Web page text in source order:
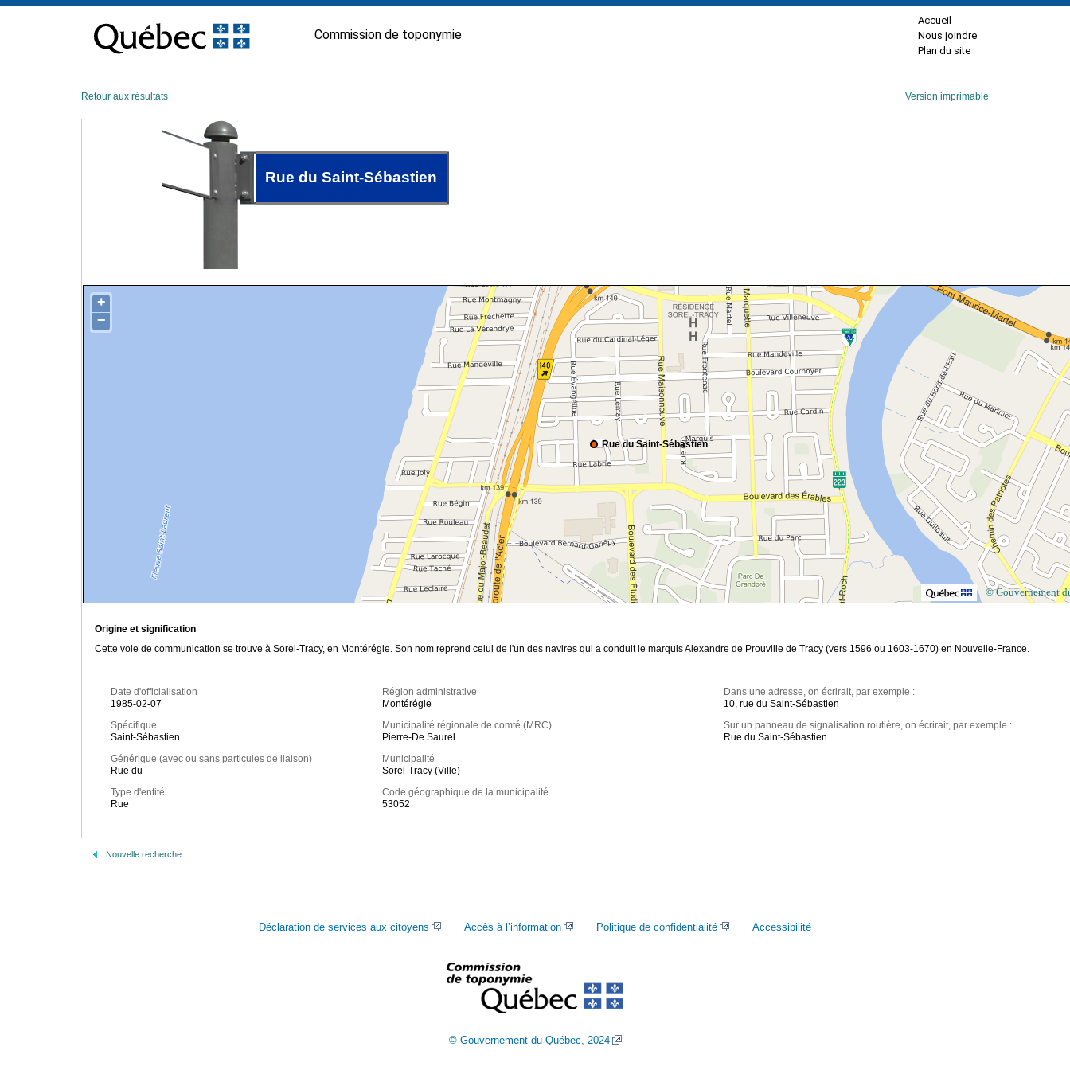
contenu
Commission de toponymie
Accueil
Nous joindre
Plan du site
Retour aux résultats Version imprimable
Rue du Saint-Sébastien
Rue du Saint-Sébastien
+
−
© Gouvernement
Origine et signification
Cette voie de communication se trouve à Sorel-Tracy, en Montérégie. Son nom reprend celui de l'un des navires qui a conduit le marquis Alexandre de Prouville de Tracy (vers 1596 ou 1603-1670) en Nouvelle-France.
Date d'officialisation
1985-02-07
Spécifique
Saint-Sébastien
Générique (avec ou sans particules de liaison)
Rue du
Type d'entité
Rue
Région administrative
Montérégie
Municipalité régionale de comté (MRC)
Pierre-De Saurel
Municipalité
Sorel-Tracy (Ville)
Code géographique de la municipalité
53052
Dans une adresse, on écrirait, par exemple :
10, rue du Saint-Sébastien
Sur un panneau de signalisation routière, on écrirait, par exemple :
Rue du Saint-Sébastien
Nouvelle recherche
Déclaration de services aux citoyens Accès à l’information Politique de confidentialité Accessibilité
© Gouvernement du Québec, 2024